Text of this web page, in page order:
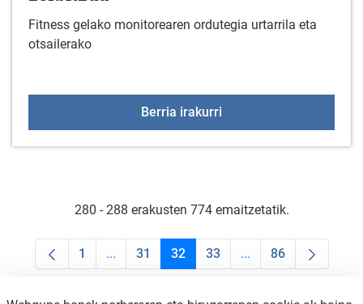
Fitness gelako monitorearen ordutegia urtarrila eta
otsailerako
Berria irakurri
280 - 288 erakusten 774 emaitzetatik.
Orrialdea
1 ...Intermediate Pages Use TAB to navigate.
Orrialdea
31 Orrialdea
32 Orrialdea
33 ...Intermediate Pages
Orrialdea
86